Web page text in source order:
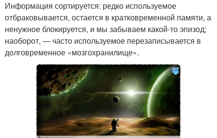
Информация сортируется: редко используемое
отбраковывается, остается в кратковременной памяти, а
ненужное блокируется, и мы забываем какой-то эпизод;
наоборот, — часто используемое перезаписывается в
долговременное «мозгохранилище».